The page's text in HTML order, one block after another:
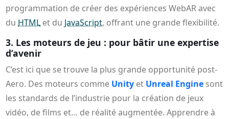
programmation de créer des expériences WebAR avec
du HTML et du JavaScript, offrant une grande flexibilité.
3. Les moteurs de jeu : pour bâtir une expertise
d’avenir
C’est ici que se trouve la plus grande opportunité post-
Aero. Des moteurs comme Unity et Unreal Engine sont
les standards de l’industrie pour la création de jeux
vidéo, de films et… de réalité augmentée. Apprendre à